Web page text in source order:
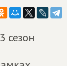
сезон